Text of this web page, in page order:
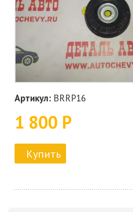
Артикул: BRRP16
1 800 Р
Купить